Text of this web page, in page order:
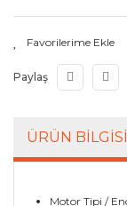
Paylaş
ÜRÜN BILGISI
Motor Tipi /